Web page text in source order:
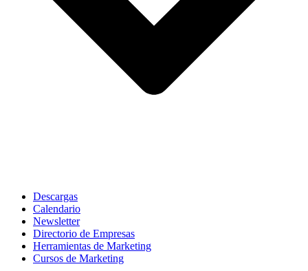
Descargas
Calendario
Newsletter
Directorio de Empresas
Herramientas de Marketing
Cursos de Marketing